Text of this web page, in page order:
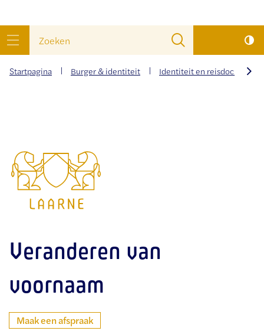
menu
zoek
je?
Gemeente
Laarne
Startpagina Burger & identiteit Identiteit en
Veranderen van
voornaam
Maak een afspraak